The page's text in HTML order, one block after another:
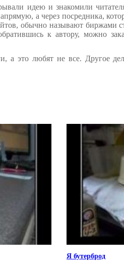
идею и знакомили
а через посредника,
обычно называют
к автору, можно
это любят не все. Другое
Я бутерброд